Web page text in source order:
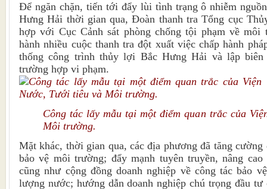
Ðể ngăn chặn, tiến tới đẩy lùi tình trạng ô nhiễm
Hưng Hải thời gian qua, Đoàn thanh tra Tổng cục
hợp với Cục Cảnh sát phòng chống tội phạm về môi
hành nhiều cuộc thanh tra đột xuất việc chấp hành
thống công trình thủy lợi Bắc Hưng Hải và lập
trường hợp vi phạm.
Công tác lấy mẫu tại một điểm quan trắc của
Môi trường.
Mặt khác, thời gian qua, các địa phương đã tăng
bảo vệ môi trường; đẩy mạnh tuyên truyền, nâng
cũng như cộng đồng doanh nghiệp về công tác bảo
lượng nước; hướng dẫn doanh nghiệp chú trọng đầu